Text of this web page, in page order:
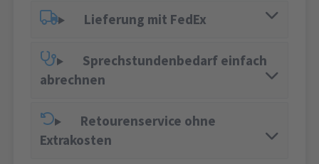
Lieferung mit FedEx
Sprechstundenbedarf einfach
abrechnen
Retourenservice ohne
Extrakosten